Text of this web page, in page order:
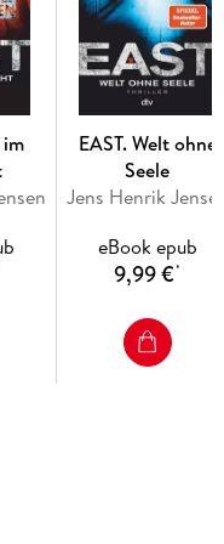
des Chaos und der
erstarken . .
- Band 2 von Jens
großartiger Thriller. «
im
EAST. Welt ohne
Seele
Jens Henrik
eBook epub
9,99 €*